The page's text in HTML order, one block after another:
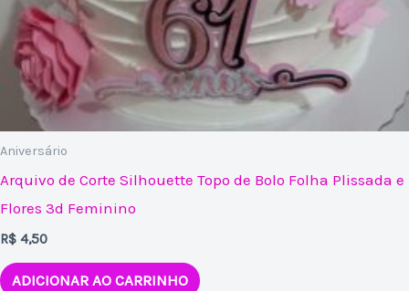
Aniversário
Arquivo de Corte Silhouette Topo de Bolo Folha Plissada e
Flores 3d Feminino
R$ 4,50
ADICIONAR AO CARRINHO